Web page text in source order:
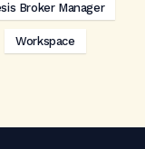
Broker Manager
Workspace